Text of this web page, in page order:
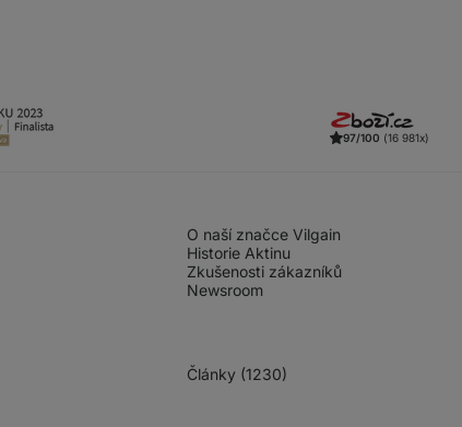
97/100 (16 981x)
O naší značce Vilgain
Historie Aktinu
Zkušenosti zákazníků
Newsroom
Články (1230)